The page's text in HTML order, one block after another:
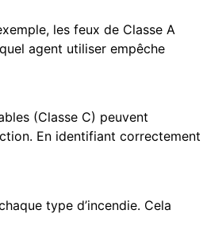
les feux de Classe A
agent utiliser empêche
(Classe C) peuvent
En identifiant correctement
type d’incendie. Cela